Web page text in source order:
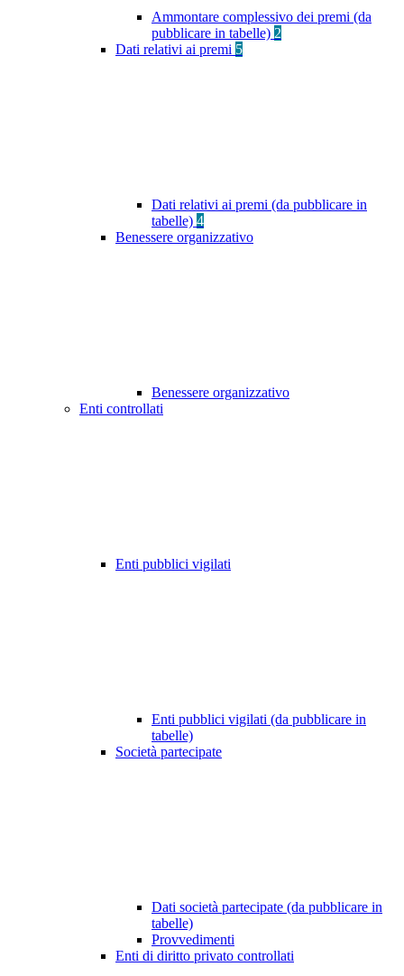
Ammontare complessivo dei premi (da
pubblicare in tabelle) 2
Dati relativi ai premi 5
Dati relativi ai premi (da pubblicare in
tabelle) 4
Benessere organizzativo
Benessere organizzativo
Enti controllati
Enti pubblici vigilati
Enti pubblici vigilati (da pubblicare in
tabelle)
Società partecipate
Dati società partecipate (da pubblicare in
tabelle)
Provvedimenti
Enti di diritto privato controllati